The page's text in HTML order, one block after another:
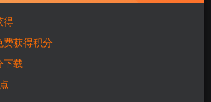
0 9286 609
付费后查看
得
费获得积分
下载